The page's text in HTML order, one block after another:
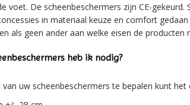
voet. De scheenbeschermers zijn CE-
in materiaal keuze en comfort
als geen ander aan welke eisen de producten
heb ik nodig?
uw scheenbeschermers te bepalen kunt